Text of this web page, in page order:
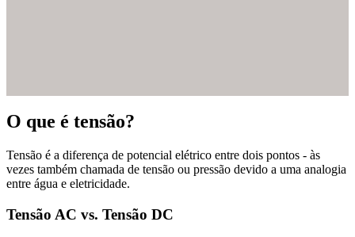
O que é tensão?
Tensão é a diferença de potencial elétrico entre dois pontos - às
vezes também chamada de tensão ou pressão devido a uma analogia
entre água e eletricidade.
Tensão AC vs. Tensão DC